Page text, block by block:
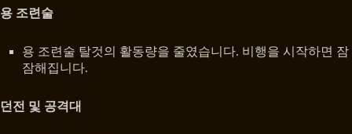
용 조련술
용 조련술 탈것의 활동량을 줄였습니다. 비행을 시작하면 잠
잠해집니다.
던전 및 공격대